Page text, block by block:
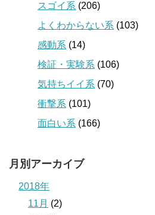
スゴイ系 (206)
よくわからない系 (103)
感動系 (14)
検証・実験系 (106)
気持ちイイ系 (70)
衝撃系 (101)
面白い系 (166)
月別アーカイブ
2018年
11月 (2)